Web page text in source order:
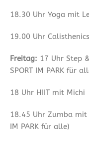
18.30 Uhr Yoga mit
19.00 Uhr
Freitag: 17 Uhr Step
SPORT IM PARK für
18 Uhr HIIT mit Michi
18.45 Uhr Zumba mit
IM PARK für alle)